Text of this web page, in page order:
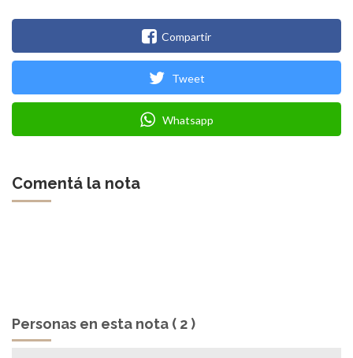
Compartir
Tweet
Whatsapp
Comentá la nota
Personas en esta nota ( 2 )